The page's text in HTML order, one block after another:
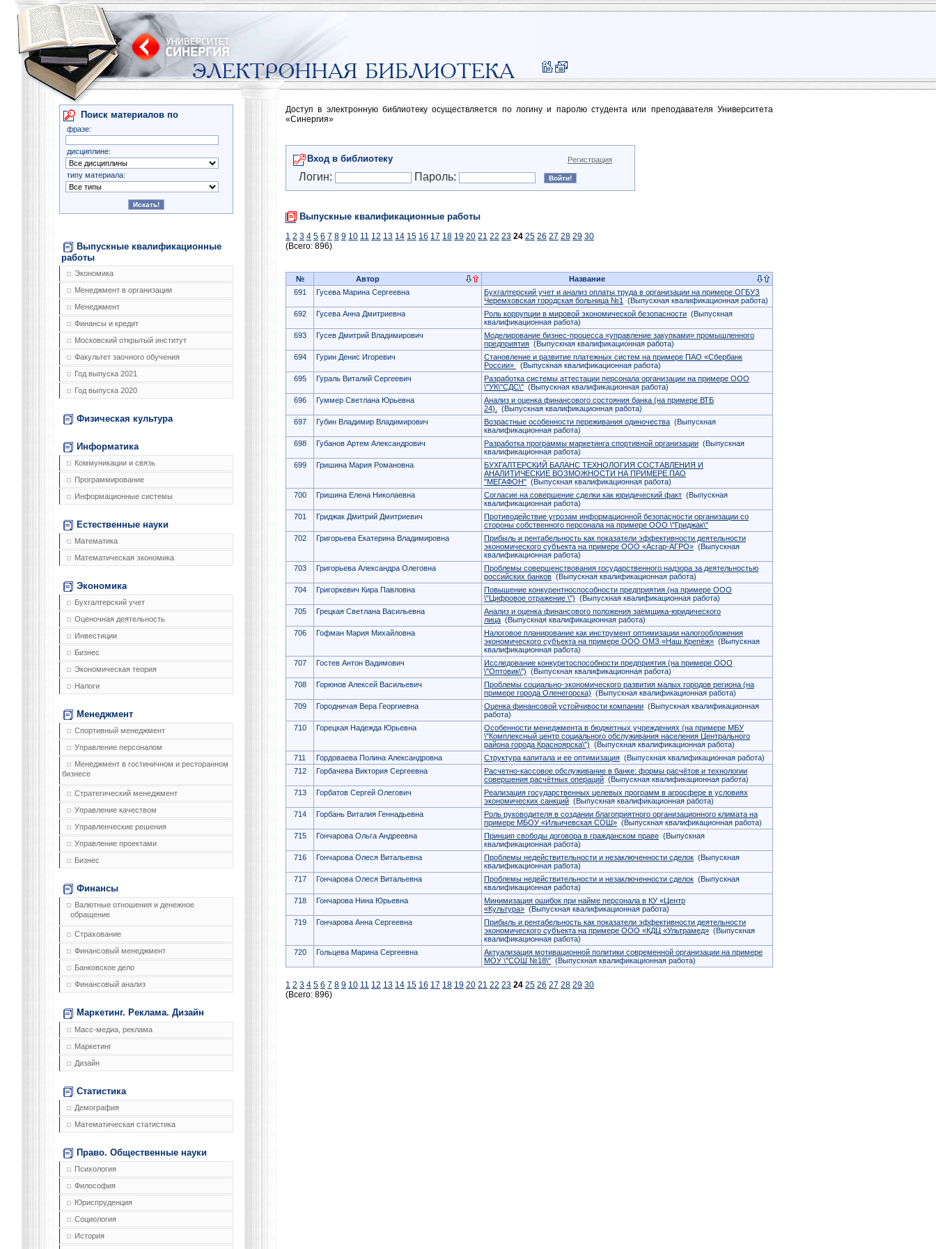
Поиск материалов по
фразе:
дисциплине:
типу материала:
Выпускные квалификационные
работы
Экономика
Менеджмент в организации
Менеджмент
Финансы и кредит
Московский открытый институт
Факультет заочного обучения
Год выпуска 2021
Год выпуска 2020
Физическая культура
Информатика
Коммуникации и связь
Программирование
Информационные системы
Естественные науки
Математика
Математическая экономика
Экономика
Бухгалтерский учет
Оценочная деятельность
Инвестиции
Бизнес
Экономическая теория
Налоги
Менеджмент
Спортивный менеджмент
Управление персоналом
Менеджмент в гостиничном и ресторанном
бизнесе
Стратегический менеджмент
Управление качеством
Управленческие решения
Управление проектами
Бизнес
Финансы
Валютные отношения и денежное
обращение
Страхование
Финансовый менеджмент
Банковское дело
Финансовый анализ
Маркетинг. Реклама. Дизайн
Масс-медиа, реклама
Маркетинг
Дизайн
Статистика
Демография
Математическая статистика
Право. Общественные науки
Психология
Философия
Юриспруденция
Социология
История
Доступ в электронную библиотеку осуществляется по логину и паролю студента или преподавателя Университета
«Синергия»
Вход в библиотеку Регистрация
Логин: Пароль:
Выпускные квалификационные работы
1 2 3 4 5 6 7 8 9 10 11 12 13 14 15 16 17 18 19 20 21 22 23 24 25 26 27 28 29 30
(Всего: 896)
№ Автор
Название
691
Гусева Марина Сергеевна
Бухгалтерский учет и анализ оплаты труда в организации на примере ОГБУЗ
Черемховская городская больница №1
(Выпускная квалификационная работа)
692
Гусева Анна Дмитриевна Роль коррупции в мировой экономической безопасности (Выпускная
квалификационная работа)
693
Гусев Дмитрий Владимирович
Моделирование бизнес-процесса «управление закупками» промышленного
предприятия (Выпускная квалификационная работа)
694
Гурин Денис Игоревич
Становление и развитие платежных систем на примере ПАО «Сбербанк
России»
(Выпускная квалификационная работа)
695
Гураль Виталий Сергеевич
Разработка системы аттестации персонала организации на примере ООО
\"УК\"СДС\" (Выпускная квалификационная работа)
696
Гуммер Светлана Юрьевна
Анализ и оценка финансового состояния банка (на примере ВТБ
24).
(Выпускная квалификационная работа)
697
Губин Владимир Владимирович Возрастные особенности переживания одиночества (Выпускная
квалификационная работа)
698
Губанов Артем Александрович Разработка программы маркетинга спортивной организации (Выпускная
квалификационная работа)
699
Гришина Мария Романовна
БУХГАЛТЕРСКИЙ БАЛАНС ТЕХНОЛОГИЯ СОСТАВЛЕНИЯ И
АНАЛИТИЧЕСКИЕ ВОЗМОЖНОСТИ НА ПРИМЕРЕ ПАО
"МЕГАФОН" (Выпускная квалификационная работа)
700
Гришина Елена Николаевна Согласие на совершение сделки как юридический факт (Выпускная
квалификационная работа)
701
Гриджак Дмитрий Дмитриевич
Противодействие угрозам информационной безопасности организации со
стороны собственного персонала на примере ООО \"Гриджак\"
702
Григорьева Екатерина Владимировна
Прибыль и рентабельность как показатели эффективности деятельности
экономического субъекта на примере ООО «Асгар-АГРО» (Выпускная
квалификационная работа)
703
Григорьева Александра Олеговна
Проблемы совершенствования государственного надзора за деятельностью
российских банков (Выпускная квалификационная работа)
704
Григоркевич Кира Павловна
Повышение конкурентноспособности предприятия (на примере ООО
\"Цифровое отражение \") (Выпускная квалификационная работа)
705
Грецкая Светлана Васильевна
Анализ и оценка финансового положения заемщика-юридического
лица (Выпускная квалификационная работа)
706
Гофман Мария Михайловна
Налоговое планирование как инструмент оптимизации налогообложения
экономического субъекта на примере ООО ОМЗ «Наш Крепёж» (Выпускная
квалификационная работа)
707
Гостев Антон Вадимович
Исследование конкуретоспособности предприятия (на примере ООО
\"Оптовик\") (Выпускная квалификационная работа)
708
Горюнов Алексей Васильевич
Проблемы социально-экономического развития малых городов региона (на
примере города Оленегорска) (Выпускная квалификационная работа)
709
Городничая Вера Георгиевна Оценка финансовой устойчивости компании (Выпускная квалификационная
работа)
710
Горецкая Надежда Юрьевна
Особенности менеджмента в бюджетных учреждениях (на примере МБУ
\"Комплексный центр социального обслуживания населения Центрального
района города Красноярска\") (Выпускная квалификационная работа)
711
Гордоваева Полина Александровна Структура капитала и ее оптимизация (Выпускная квалификационная работа)
712
Горбачева Виктория Сергеевна
Расчетно-кассовое обслуживание в банке: формы расчётов и технологии
совершения расчётных операций (Выпускная квалификационная работа)
713
Горбатов Сергей Олегович
Реализация государственных целевых программ в агросфере в условиях
экономических санкций (Выпускная квалификационная работа)
714
Горбань Виталия Геннадьевна
Роль руководителя в создании благоприятного организационного климата на
примере МБОУ «Ильичевская СОШ» (Выпускная квалификационная работа)
715
Гончарова Ольга Андреевна Принцип свободы договора в гражданском праве (Выпускная
квалификационная работа)
716
Гончарова Олеся Витальевна Проблемы недействительности и незаключенности сделок (Выпускная
квалификационная работа)
717
Гончарова Олеся Витальевна Проблемы недействительности и незаключенности сделок (Выпускная
квалификационная работа)
718
Гончарова Нина Юрьевна
Минимизация ошибок при найме персонала в КУ «Центр
«Культура» (Выпускная квалификационная работа)
719
Гончарова Анна Сергеевна
Прибыль и рентабельность как показатели эффективности деятельности
экономического субъекта на примере ООО «КДЦ «Ультрамед» (Выпускная
квалификационная работа)
720
Гольцева Марина Сергеевна
Актуализация мотивационной политики современной организации на примере
МОУ \"СОШ №18\" (Выпускная квалификационная работа)
1 2 3 4 5 6 7 8 9 10 11 12 13 14 15 16 17 18 19 20 21 22 23 24 25 26 27 28 29 30
(Всего: 896)